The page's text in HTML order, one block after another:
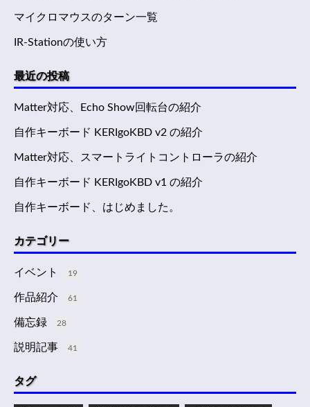
マイクロマウスのターン一覧
IR-Stationの使い方
最近の投稿
Matter対応、Echo Show回転台の紹介
自作キーボード KERIgoKBD v2 の紹介
Matter対応、スマートライトコントローラの紹介
自作キーボード KERIgoKBD v1 の紹介
自作キーボード、はじめました。
カテゴリー
イベント 19
作品紹介 61
備忘録 28
説明記事 41
タグ